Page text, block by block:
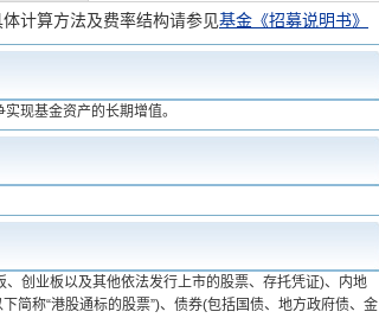
计算方法及费率结构请参见基金《招募说明书》
现基金资产的长期增值。
创业板以及其他依法发行上市的股票、存托凭证)、内地
简称“港股通标的股票”)、债券(包括国债、地方政府债、金